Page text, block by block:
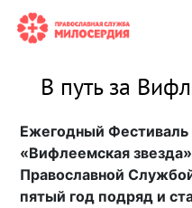
В путь за
Ежегодный Фестиваль
«Вифлеемская
Православной
пятый год подряд и